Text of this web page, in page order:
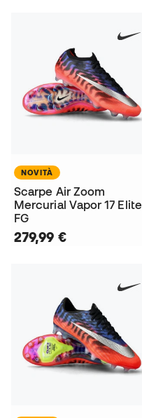
NOVITÀ
Scarpe Air Zoom
Mercurial Vapor 17 Elite
FG
279,99 €